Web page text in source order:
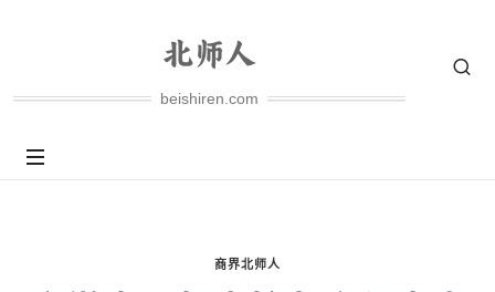
beishiren.com
商界北师人